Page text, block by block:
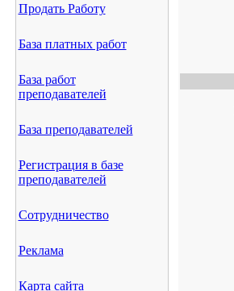
Продать Работу
База платных работ
База работ
преподавателей
База преподавателей
Регистрация в базе
преподавателей
Сотрудничество
Реклама
Карта сайта